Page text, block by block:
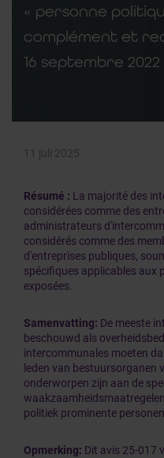
« personne
complément et
16 septembre 2022
11 juli 2025
Résumé : La majorité des
considérées comme des
administrateurs
considérés comme des
d'entreprises publiques,
spécifiques applicables aux
exposées.
Samenvatting: De meeste
beschouwd als
intercommunales moeten
leden van bestuursorganen
onderworpen zijn aan de
politiek prominente personen.
Opmerking: Dit avis 25-017